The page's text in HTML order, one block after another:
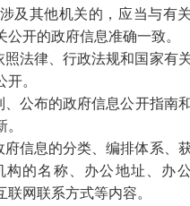
及其他机关的，应当与有
开的政府信息准确一致。
法律、行政法规和国家有
。
公布的政府信息公开指南
信息的分类、编排体系、
的名称、办公地址、办
网联系方式等内容。